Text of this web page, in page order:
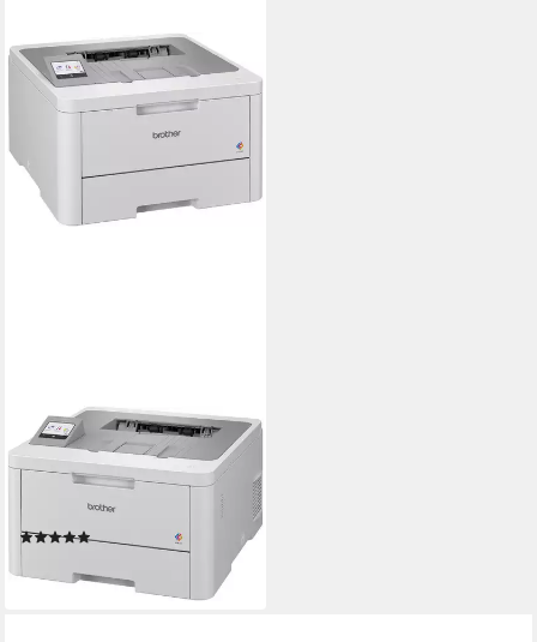
BROTHER
HL-L8230CDW
Farblaserdrucker, (WLAN (Wi-
Fi), Wi-Fi Direct)
(1)
lieferbar - in 4-5 Werktagen bei dir